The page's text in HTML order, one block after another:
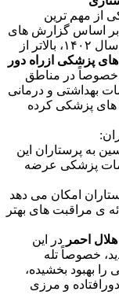
از مهم ترین
بر اساس گزارش های
وزارت بهداشت، درمان و آموزش پزشکی در سال ۱۴۰۲، بالاتر از
پزشکی ازراه دور
خصوصاً در مناطق
بهداشتی و درمانی
های پزشکی کرده
به پرستاران این
پزشکی عرضه
امکان می دهد
ی مراقبت های بهتر
احمر در این
خصوصاً تله
بهبود بخشیده،
و مرزی